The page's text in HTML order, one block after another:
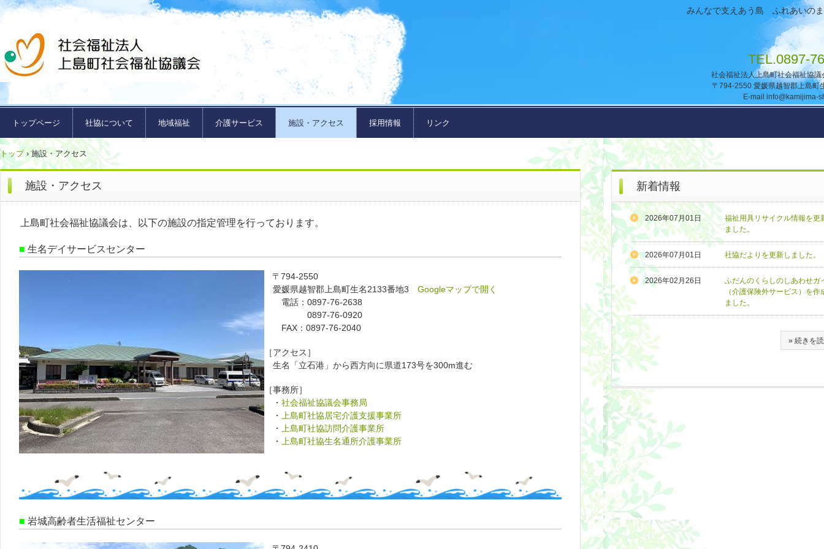
みんなで支えあう島 ふれあいの
TEL.0897-
社会福祉法人上島町社会福
〒794-2550 愛媛県越智郡上島町
E-mail info@kamijima-
トップページ 社協について 地域福祉 介護サービス 施設・アクセス 採用情報 リンク
トップ › 施設・アクセス
施設・アクセス
上島町社会福祉協議会は、以下の施設の指定管理を行っております。
■ 生名デイサービスセンター
〒794-2550
愛媛県越智郡上島町生名2133番地3
Googleマップで開く
電話：0897-76-2638
0897-76-0920
FAX：0897-76-2040
［アクセス］
生名「立石港」から西方向に県道173号を300m進む
［事務所］
・ 社会福祉協議会事務局
・
上島町社協居宅介護支援事業所
・
上島町社協訪問介護事業所
・
上島町社協生名通所介護事業所
■ 岩城高齢者生活福祉センター
新着情報
2026年07月01日
福祉用具リサイクル情報を更
ました。
2026年07月01日 社協だよりを更新しました。
2026年02月26日
ふだんのくらしのしあわせガ
（介護保険外サービス）を作
ました。
» 続きを